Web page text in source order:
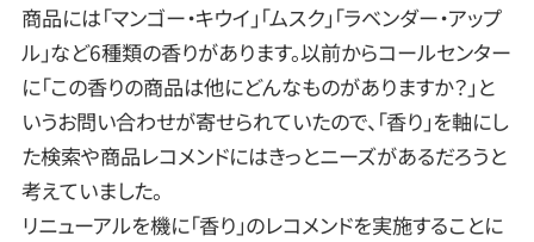
商品には「マンゴー・キウイ」「ムスク」「ラベンダー・アップ
ル」など6種類の香りがあります。以前からコールセンター
に「この香りの商品は他にどんなものがありますか？」と
いうお問い合わせが寄せられていたので、「香り」を軸にし
た検索や商品レコメンドにはきっとニーズがあるだろうと
考えていました。
リニューアルを機に「香り」のレコメンドを実施することに